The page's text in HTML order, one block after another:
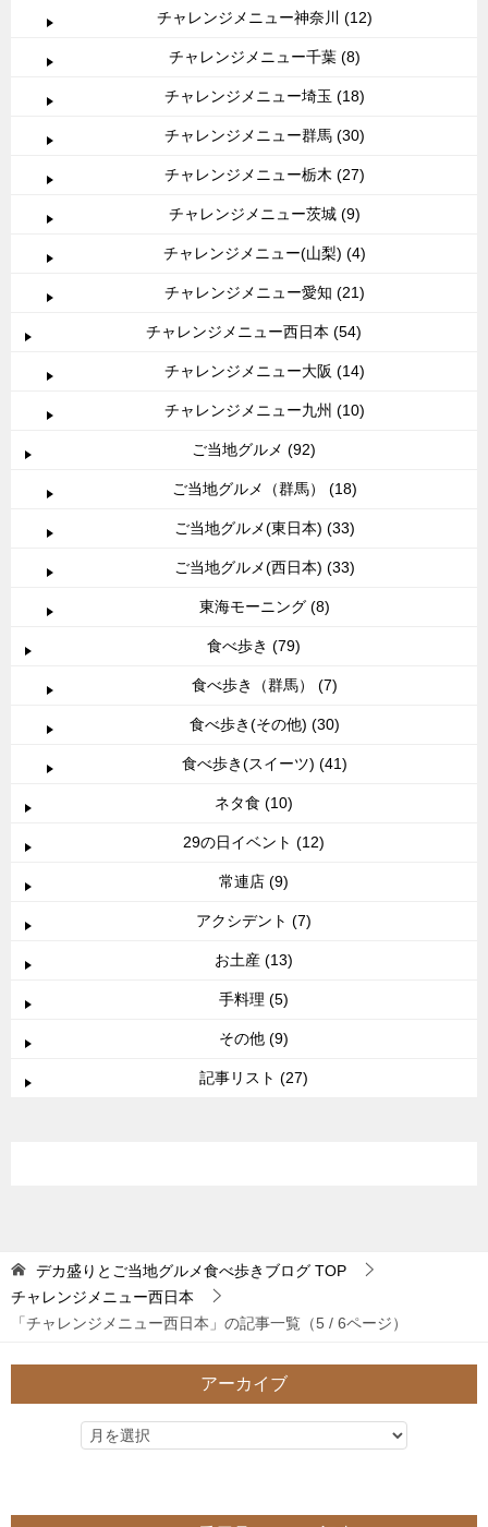
チャレンジメニュー神奈川 (12)
チャレンジメニュー千葉 (8)
チャレンジメニュー埼玉 (18)
チャレンジメニュー群馬 (30)
チャレンジメニュー栃木 (27)
チャレンジメニュー茨城 (9)
チャレンジメニュー(山梨) (4)
チャレンジメニュー愛知 (21)
チャレンジメニュー西日本 (54)
チャレンジメニュー大阪 (14)
チャレンジメニュー九州 (10)
ご当地グルメ (92)
ご当地グルメ（群馬） (18)
ご当地グルメ(東日本) (33)
ご当地グルメ(西日本) (33)
東海モーニング (8)
食べ歩き (79)
食べ歩き（群馬） (7)
食べ歩き(その他) (30)
食べ歩き(スイーツ) (41)
ネタ食 (10)
29の日イベント (12)
常連店 (9)
アクシデント (7)
お土産 (13)
手料理 (5)
その他 (9)
記事リスト (27)
デカ盛りとご当地グルメ食べ歩きブログ TOP
チャレンジメニュー西日本
「チャレンジメニュー西日本」の記事一覧（5 / 6ページ）
アーカイブ